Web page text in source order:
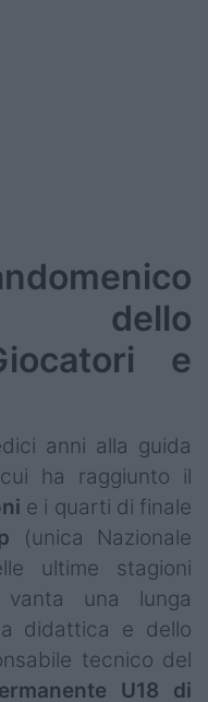
dello
e
anni alla guida
ha raggiunto il
e i quarti di finale
(unica Nazionale
ultime stagioni
una lunga
didattica e dello
tecnico del
U18 di